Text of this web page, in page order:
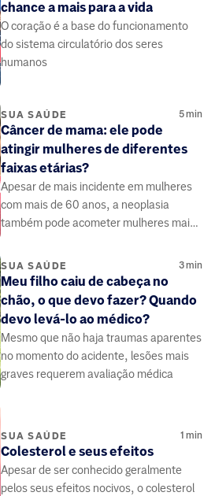
chance a mais para a vida
O coração é a base do funcionamento
do sistema circulatório dos seres
humanos
SUA SAÚDE 5min
Câncer de mama: ele pode
atingir mulheres de diferentes
faixas etárias?
Apesar de mais incidente em mulheres
com mais de 60 anos, a neoplasia
também pode acometer mulheres mais
SUA SAÚDE 3min
Meu filho caiu de cabeça no
chão, o que devo fazer? Quando
devo levá-lo ao médico?
Mesmo que não haja traumas aparentes
no momento do acidente, lesões mais
graves requerem avaliação médica
SUA SAÚDE 1 min
Colesterol e seus efeitos
Apesar de ser conhecido geralmente
pelos seus efeitos nocivos, o colesterol